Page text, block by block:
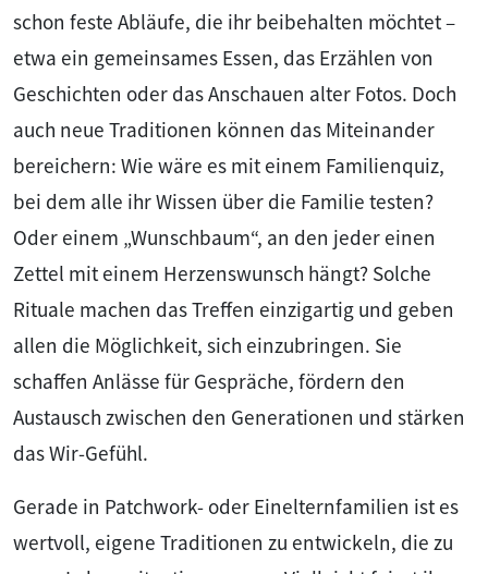
schon feste Abläufe, die ihr beibehalten möchtet –
etwa ein gemeinsames Essen, das Erzählen von
Geschichten oder das Anschauen alter Fotos. Doch
auch neue Traditionen können das Miteinander
bereichern: Wie wäre es mit einem Familienquiz,
bei dem alle ihr Wissen über die Familie testen?
Oder einem „Wunschbaum“, an den jeder einen
Zettel mit einem Herzenswunsch hängt? Solche
Rituale machen das Treffen einzigartig und geben
allen die Möglichkeit, sich einzubringen. Sie
schaffen Anlässe für Gespräche, fördern den
Austausch zwischen den Generationen und stärken
das Wir-Gefühl.
Gerade in Patchwork- oder Einelternfamilien ist es
wertvoll, eigene Traditionen zu entwickeln, die zu